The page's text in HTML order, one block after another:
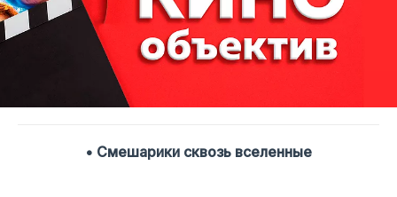
• Смешарики сквозь вселенные